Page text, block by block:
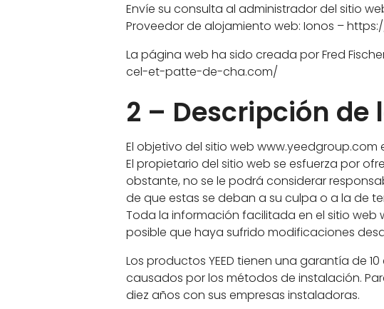
Envíe su consulta al administrador del sitio
Proveedor de alojamiento web: Ionos –
La página web ha sido creada por Fred
cel-et-patte-de-cha.com/
2 – Descripción de
El objetivo del sitio web
El propietario del sitio web se esfuerza por
obstante, no se le podrá considerar
de que estas se deban a su culpa o a la de
Toda la información facilitada en el sitio web
posible que haya sufrido modificaciones
Los productos YEED tienen una garantía de
causados por los métodos de instalación.
diez años con sus empresas instaladoras.